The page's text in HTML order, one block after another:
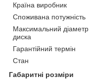
Країна виробник
Споживана потужність
Максимальний діаметр
диска
Гарантійний термін
Стан
Габаритні розміри